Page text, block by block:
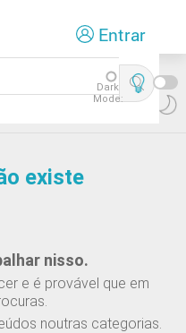
Entrar
Dark
Mode:
existe
nisso.
e é provável que em
noutras categorias.